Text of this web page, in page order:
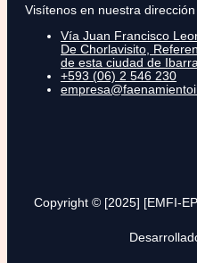
Visítenos en nuestra
Vía Juan Francisco
De Chorlavisito,
de esta ciudad de
+593 (06) 2 546 230
Copyright © [2025] [EMFI-